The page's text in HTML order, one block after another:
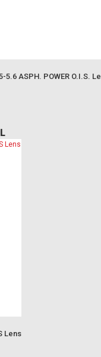
ASPH. POWER O.I.S.
Lens